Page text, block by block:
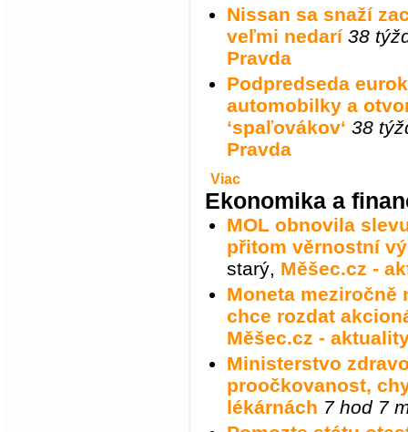
Nissan sa snaží
veľmi nedarí 38
Pravda
Podpredseda
automobilky a
‘spaľovákov‘ 38
Pravda
Viac
Ekonomika a
MOL obnovila
přitom věrnostní
starý, Měšec.cz -
Moneta
chce rozdat
Měšec.cz -
Ministerstvo
proočkovanost,
lékárnách 7 hod 7